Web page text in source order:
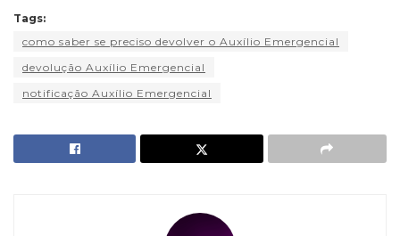
Tags:
como saber se preciso devolver o Auxílio Emergencial
devolução Auxílio Emergencial
notificação Auxílio Emergencial